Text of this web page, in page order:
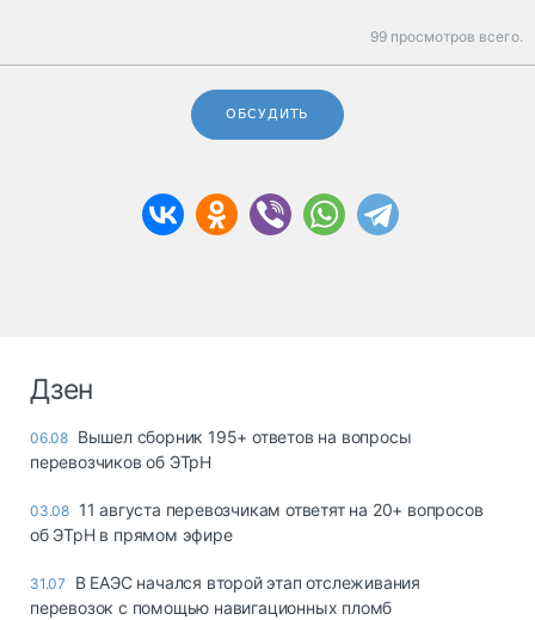
99 просмотров всего.
ОБСУДИТЬ
Дзен
06.08 Вышел сборник 195+ ответов на вопросы
перевозчиков об ЭТрН
03.08 11 августа перевозчикам ответят на 20+ вопросов
об ЭТрН в прямом эфире
31.07
В ЕАЭС начался второй этап отслеживания
перевозок с помощью навигационных пломб